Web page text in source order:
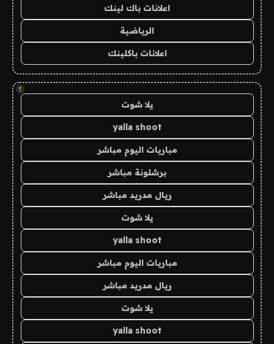
اعلانات باك لينك
الرياضية
اعلانات باكلينك
!
يلا شوت
yalla shoot
مباريات اليوم مباشر
برشلونة مباشر
ريال مدريد مباشر
يلا شوت
yalla shoot
مباريات اليوم مباشر
ريال مدريد مباشر
يلا شوت
yalla shoot